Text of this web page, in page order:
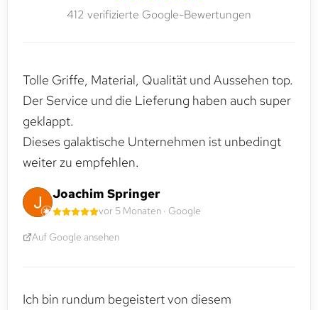
412 verifizierte Google-Bewertungen
Tolle Griffe, Material, Qualität und Aussehen top.
Der Service und die Lieferung haben auch super
geklappt.
Dieses galaktische Unternehmen ist unbedingt
weiter zu empfehlen.
Joachim Springer
vor 5 Monaten · Google
Auf Google ansehen
Ich bin rundum begeistert von diesem